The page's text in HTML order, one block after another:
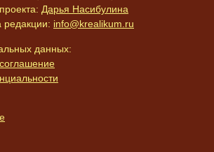
Дарья Насибулина
редакции: info@krealikum.ru
данных: